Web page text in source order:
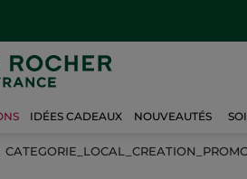
IDÉES CADEAUX NOUVEAUTÉS